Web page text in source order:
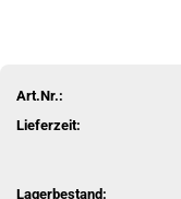
Art.Nr.:
Lieferzeit:
Lagerbestand: